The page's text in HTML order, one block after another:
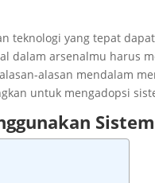
teknologi yang tepat
dalam arsenalmu harus
alasan mendalam
untuk mengadopsi
Sistem